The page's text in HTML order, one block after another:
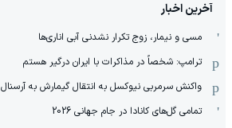
آخرین اخبار
مسی و نیمار، زوج تکرار نشدنی آبی اناری‌ها
ترامپ: شخصاً در مذاکرات با ایران درگیر هستم
واکنش سرمربی نیوکسل به انتقال گیمارش به آرسنال
تمامی گل‌های کانادا در جام جهانی 2026